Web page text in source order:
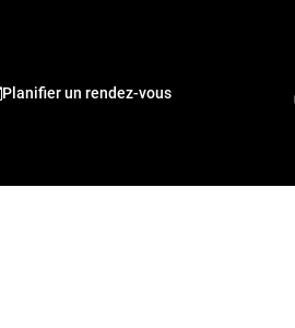
Planifier un rendez-vous